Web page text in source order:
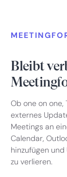
Bleibt
Ob one on
externes
Meetings an
Calendar,
hinzufügen
zu verlieren.